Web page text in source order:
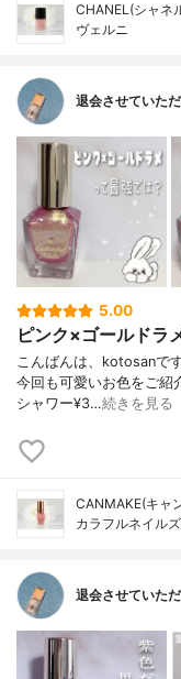
CHANEL(シャネ
ヴェルニ
退会させていた
5.00
ピンク×ゴールドラ
こんばんは、kotosanで
今回も可愛いお色をご紹
シャワー¥3…続きを見る
CANMAKE(キャ
カラフルネイルズ
退会させていた